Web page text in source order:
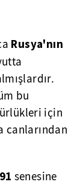
Rusya'nın
bu
için
canlarından
senesine